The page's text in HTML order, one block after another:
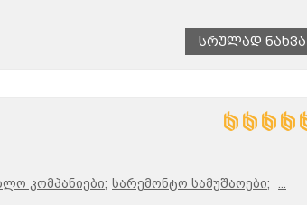
Სრულად Ნახვა
კომპანიები; სარემონტო სამუშაოები;